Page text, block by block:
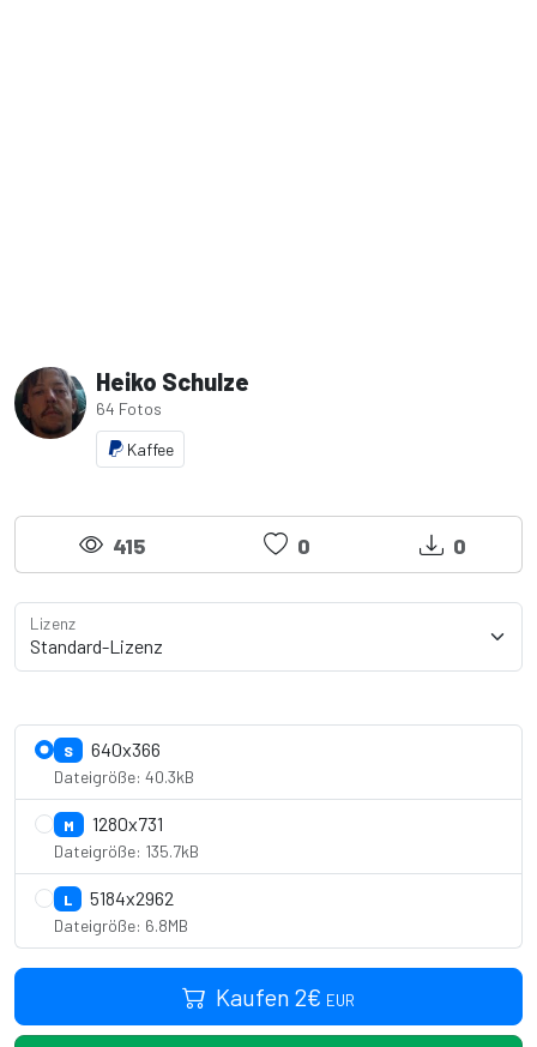
Heiko Schulze
64 Fotos
Kaffee
415 0 0
Lizenz
S 640x366
Dateigröße: 40.3kB
M 1280x731
Dateigröße: 135.7kB
L 5184x2962
Dateigröße: 6.8MB
Kaufen 2€ EUR